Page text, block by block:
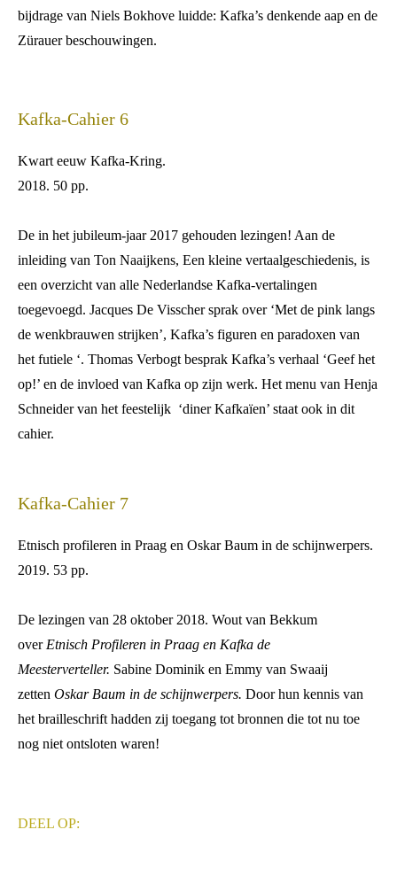
bijdrage van Niels Bokhove luidde: Kafka’s denkende aap en de
Zürauer beschouwingen.
Kafka-Cahier 6
Kwart eeuw Kafka-Kring.
2018. 50 pp.
De in het jubileum-jaar 2017 gehouden lezingen! Aan de
inleiding van Ton Naaijkens, Een kleine vertaalgeschiedenis, is
een overzicht van alle Nederlandse Kafka-vertalingen
toegevoegd. Jacques De Visscher sprak over ‘Met de pink langs
de wenkbrauwen strijken’, Kafka’s figuren en paradoxen van
het futiele ‘. Thomas Verbogt besprak Kafka’s verhaal ‘Geef het
op!’ en de invloed van Kafka op zijn werk. Het menu van Henja
Schneider van het feestelijk ‘diner Kafkaïen’ staat ook in dit
cahier.
Kafka-Cahier 7
Etnisch profileren in Praag en Oskar Baum in de schijnwerpers.
2019. 53 pp.
De lezingen van 28 oktober 2018. Wout van Bekkum
over Etnisch Profileren in Praag en Kafka de
Meesterverteller. Sabine Dominik en Emmy van Swaaij
zetten Oskar Baum in de schijnwerpers. Door hun kennis van
het brailleschrift hadden zij toegang tot bronnen die tot nu toe
nog niet ontsloten waren!